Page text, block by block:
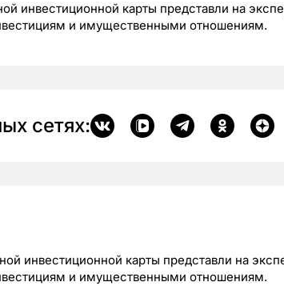
инвестиционной карты представли на
и имущественными отношениям.
сетях:
инвестиционной карты представли на
и имущественными отношениям.